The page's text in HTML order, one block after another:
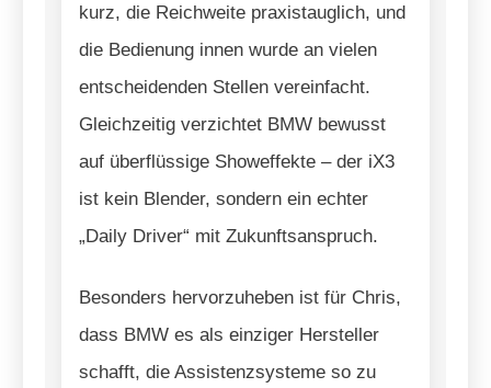
kurz, die Reichweite praxistauglich, und
die Bedienung innen wurde an vielen
entscheidenden Stellen vereinfacht.
Gleichzeitig verzichtet BMW bewusst
auf überflüssige Showeffekte – der iX3
ist kein Blender, sondern ein echter
„Daily Driver“ mit Zukunftsanspruch.
Besonders hervorzuheben ist für Chris,
dass BMW es als einziger Hersteller
schafft, die Assistenzsysteme so zu